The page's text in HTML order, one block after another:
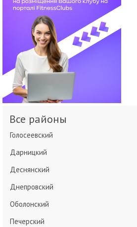
Все районы
Голосеевский
Дарницкий
Деснянский
Днепровский
Оболонский
Печерский